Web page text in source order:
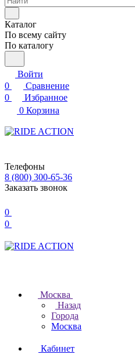
Каталог
По всему сайту
По каталогу
Войти
0
Сравнение
0
Избранное
0 Корзина
Телефоны
8 (800) 300-65-36
Заказать звонок
0
0
Москва
Назад
Города
Москва
Кабинет